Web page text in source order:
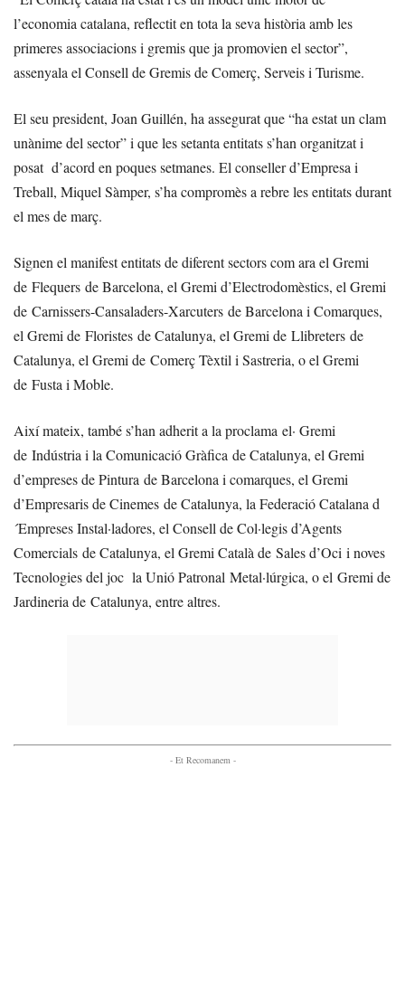
l’economia catalana, reflectit en tota la seva història amb les
primeres associacions i gremis que ja promovien el sector”,
assenyala el Consell de Gremis de Comerç, Serveis i Turisme.
El seu president, Joan Guillén, ha assegurat que “ha estat un clam
unànime del sector” i que les setanta entitats s’han organitzat i
posat d’acord en poques setmanes. El conseller d’Empresa i
Treball, Miquel Sàmper, s’ha compromès a rebre les entitats durant
el mes de març.
Signen el manifest entitats de diferent sectors com ara el Gremi
de Flequers de Barcelona, el Gremi d’Electrodomèstics, el Gremi
de Carnissers-Cansaladers-Xarcuters de Barcelona i Comarques,
el Gremi de Floristes de Catalunya, el Gremi de Llibreters de
Catalunya, el Gremi de Comerç Tèxtil i Sastreria, o el Gremi
de Fusta i Moble.
Així mateix, també s’han adherit a la proclama el· Gremi
de Indústria i la Comunicació Gràfica de Catalunya, el Gremi
d’empreses de Pintura de Barcelona i comarques, el Gremi
d’Empresaris de Cinemes de Catalunya, la Federació Catalana d
´Empreses Instal·ladores, el Consell de Col·legis d’Agents
Comercials de Catalunya, el Gremi Català de Sales d’Oci i noves
Tecnologies del joc la Unió Patronal Metal·lúrgica, o el Gremi de
Jardineria de Catalunya, entre altres.
- Et Recomanem -